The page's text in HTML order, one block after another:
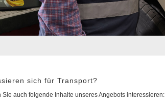
sich für Transport?
Sie auch folgende Inhalte unseres Angebots interessieren: